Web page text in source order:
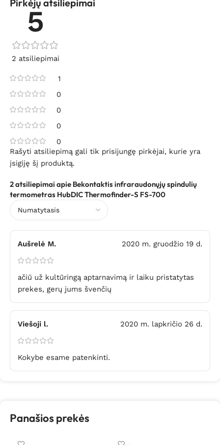
Pirkėjų atsiliepimai
5
2 atsiliepimai
1
0
0
0
0
2 atsiliepimai apie Bekontaktis infraraudonųjų spindulių
termometras HubDIC Thermofinder-S FS-700
Aušrelė M. 2020 m. gruodžio 19 d.
ačiū už kultūringą aptarnavimą ir laiku pristatytas
prekes, gerų jums švenčių
Viešoji l. 2020 m. lapkričio 26 d.
Kokybe esame patenkinti.
Rašyti atsiliepimą gali tik prisijungę pirkėjai, kurie yra
įsigiję šį produktą.
Panašios prekės